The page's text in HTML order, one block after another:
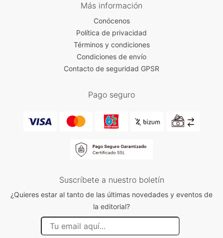
Más información
Conócenos
Política de privacidad
Términos y condiciones
Condiciones de envío
Contacto de seguridad GPSR
Pago seguro
Suscríbete a nuestro boletín
¿Quieres estar al tanto de las últimas novedades y eventos de
la editorial?